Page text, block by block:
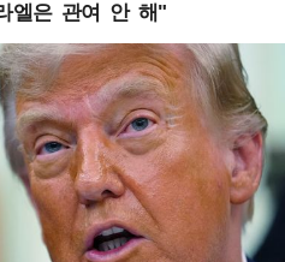
엘은 관여 안 해"